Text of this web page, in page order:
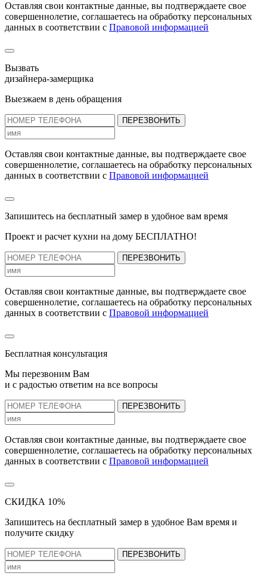
Оставляя свои контактные данные, вы подтверждаете свое
совершеннолетие, соглашаетесь на обработку персональных
данных в соответствии с Правовой информацией
Вызвать
дизайнера-замерщика
Выезжаем в день обращения
ПЕРЕЗВОНИТЬ
Оставляя свои контактные данные, вы подтверждаете свое
совершеннолетие, соглашаетесь на обработку персональных
данных в соответствии с Правовой информацией
Запишитесь на бесплатный замер в удобное вам время
Проект и расчет кухни на дому БЕСПЛАТНО!
ПЕРЕЗВОНИТЬ
Оставляя свои контактные данные, вы подтверждаете свое
совершеннолетие, соглашаетесь на обработку персональных
данных в соответствии с Правовой информацией
Бесплатная консультация
Мы перезвоним Вам
и с радостью ответим на все вопросы
ПЕРЕЗВОНИТЬ
Оставляя свои контактные данные, вы подтверждаете свое
совершеннолетие, соглашаетесь на обработку персональных
данных в соответствии с Правовой информацией
СКИДКА 10%
Запишитесь на бесплатный замер в удобное Вам время и
получите скидку
ПЕРЕЗВОНИТЬ